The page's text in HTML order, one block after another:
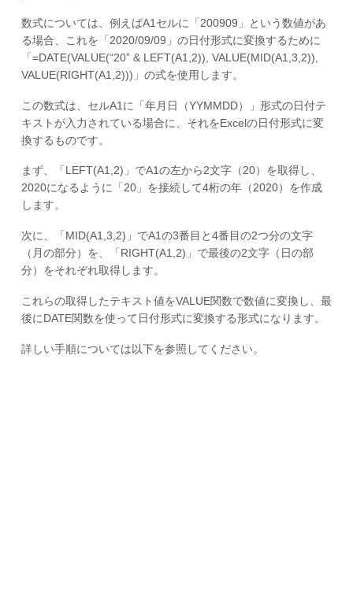
数式については、例えばA1セルに「200909」という数値があ
る場合、これを「2020/09/09」の日付形式に変換するために
「=DATE(VALUE(“20” & LEFT(A1,2)), VALUE(MID(A1,3,2)),
VALUE(RIGHT(A1,2)))」の式を使用します。
この数式は、セルA1に「年月日（YYMMDD）」形式の日付テ
キストが入力されている場合に、それをExcelの日付形式に変
換するものです。
まず、「LEFT(A1,2)」でA1の左から2文字（20）を取得し、
2020になるように「20」を接続して4桁の年（2020）を作成
します。
次に、「MID(A1,3,2)」でA1の3番目と4番目の2つ分の文字
（月の部分）を、「RIGHT(A1,2)」で最後の2文字（日の部
分）をそれぞれ取得します。
これらの取得したテキスト値をVALUE関数で数値に変換し、最
後にDATE関数を使って日付形式に変換する形式になります。
詳しい手順については以下を参照してください。